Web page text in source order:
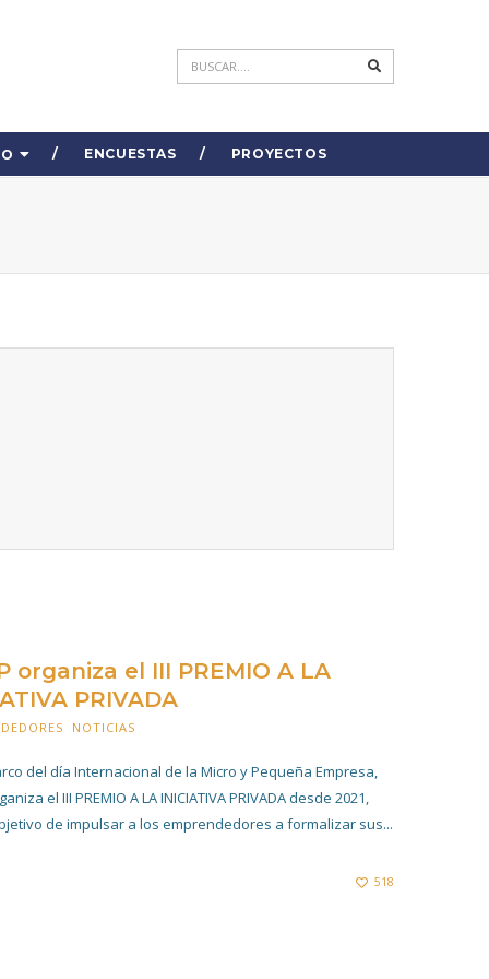
ENCUESTAS PROYECTOS
organiza el III PREMIO A LA
PRIVADA
NOTICIAS
del día Internacional de la Micro y Pequeña Empresa,
el III PREMIO A LA INICIATIVA PRIVADA desde 2021,
de impulsar a los emprendedores a formalizar sus...
518